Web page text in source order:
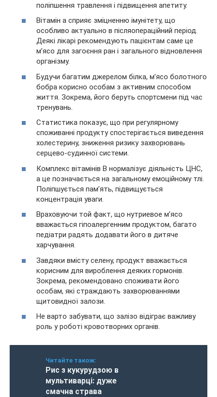
поліпшення травлення і підвищення апетиту.
Вітамін а сприяє зміцненню імунітету, що
особливо актуально в післяопераційний період.
Деякі лікарі рекомендують пацієнтам саме це
м’ясо для загоєння ран і загального відновлення
організму.
Будучи багатим джерелом білка, м’ясо болотного
бобра корисно особам з активним способом
життя. Зокрема, його беруть спортсмени під час
тренувань.
Статистика показує, що при регулярному
споживанні продукту спостерігається виведення
холестерину, зниження ризику захворювань
серцево-судинної системи.
Комплекс вітамінів B нормалізує діяльність ЦНС,
а це позначається на загальному емоційному тлі.
Поліпшується пам’ять, підвищується
концентрація уваги.
Враховуючи той факт, що нутриевое м’ясо
вважається гіпоалергенним продуктом, багато
педіатри радять додавати його в дитяче
харчування.
Завдяки вмісту селену, продукт вважається
корисним для вироблення деяких гормонів.
Зокрема, рекомендовано споживати його
особам, які страждають захворюваннями
щитовидної залози.
Не варто забувати, що залізо відіграє важливу
роль у роботі кровотворних органів.
Читайте також:
Рис з кукурудзою в
мультиварці: дуже
смачна страва